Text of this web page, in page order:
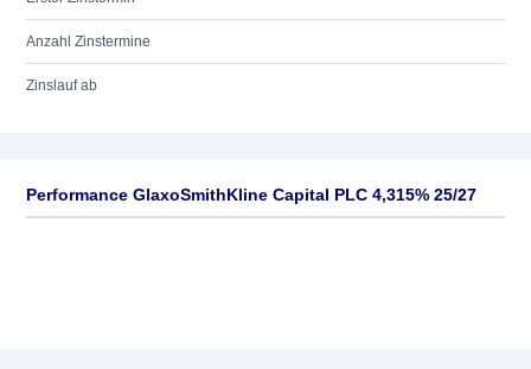
Anzahl Zinstermine
Zinslauf ab
Performance GlaxoSmithKline Capital PLC 4,315% 25/27